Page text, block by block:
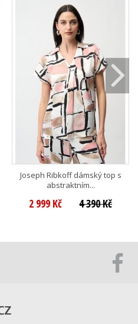
Joseph Ribkoff dámský top s
abstraktním...
2 999 Kč 4 390 Kč